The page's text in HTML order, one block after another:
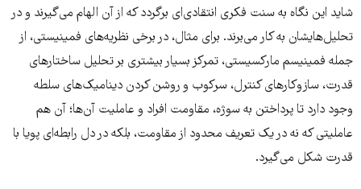
شاید این نگاه به سنت فکری انتقادی‌ای برگردد که از آن الهام می‌گیرند و در
تحلیل‌هایشان به کار می‌برند. برای مثال، در برخی نظریه‌های فمینیستی، از
جمله فمینیسم مارکسیستی، تمرکز بسیار بیشتری بر تحلیل ساختارهای
قدرت، سازوکارهای کنترل، سرکوب و روشن کردن دینامیک‌های سلطه
وجود دارد تا پرداختن به سوژه، مقاومت افراد و عاملیت آن‌ها؛ آن هم
عاملیتی که نه در یک تعریف محدود از مقاومت، بلکه در دل رابطه‌ای پویا با
قدرت شکل می‌گیرد.